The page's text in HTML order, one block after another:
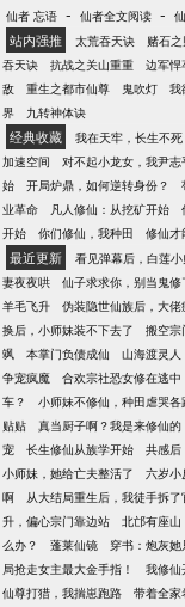
仙者 忘语 - 仙者全文阅读 -
站内强推 太荒吞天诀 赌石
吞天诀
抗战之关山重重 边军悍
敌
重生之都市仙尊 鬼吹灯 我
界
九转神体诀
经典收藏 我在天牢，长生不死
加速空间
对不起小龙女，我尹志
始
开局炉鼎，如何逆转身份？
业革命
凡人修仙：从挖矿开始
开始
你们修仙，我种田 修仙才
最近更新 看见弹幕后，白莲
妻夜夜哄
仙子求求你，别当鬼修
羊毛飞升
伪装隐世仙族后，大
换后，小师妹装不下去了
搬空宗
飒
本掌门负债成仙 山海渡灵人
争宠疯魔
合欢宗社恐女修在逃中
车？
小师妹不修仙，种田虐哭各
贴贴
真当厨子啊？我是来修仙的
宠
长生修仙从族学开始 共感后
小师妹，她给亡夫整活了
六岁小
啊
从大结局重生后，我徒手拆了
升，偏心宗门靠边站
北邙有座山
么办？
蓬莱仙镜 穿书：炮灰她
局抢走女主最大金手指！
我修仙
仙尊打猎，我揣崽跑路
带着全家